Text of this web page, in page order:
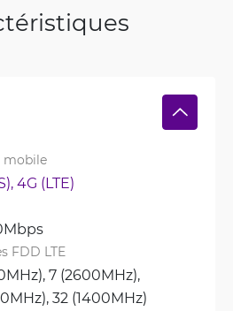
mobile
4G (LTE)
FDD LTE
7 (2600MHz),
32 (1400MHz)